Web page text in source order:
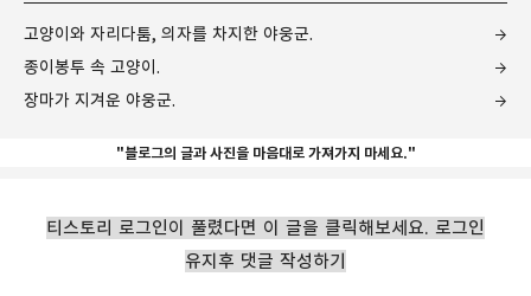
고양이와 자리다툼, 의자를 차지한 야웅군.
종이봉투 속 고양이.
장마가 지겨운 야웅군.
"블로그의 글과 사진을 마음대로 가져가지 마세요."
티스토리 로그인이 풀렸다면 이 글을 클릭해보세요. 로그인
유지후 댓글 작성하기